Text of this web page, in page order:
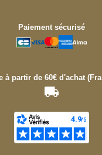
Paiement sécurisé
à partir de 60€ d'achat